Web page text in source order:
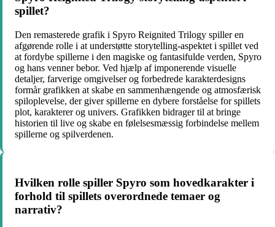
spillet?
Den remasterede grafik i Spyro Reignited Trilogy spiller en
afgørende rolle i at understøtte storytelling-aspektet i spillet ved
at fordybe spillerne i den magiske og fantasifulde verden, Spyro
og hans venner bebor. Ved hjælp af imponerende visuelle
detaljer, farverige omgivelser og forbedrede karakterdesigns
formår grafikken at skabe en sammenhængende og atmosfærisk
spiloplevelse, der giver spillerne en dybere forståelse for spillets
plot, karakterer og univers. Grafikken bidrager til at bringe
historien til live og skabe en følelsesmæssig forbindelse mellem
spillerne og spilverdenen.
Hvilken rolle spiller Spyro som hovedkarakter i
forhold til spillets overordnede temaer og
narrativ?